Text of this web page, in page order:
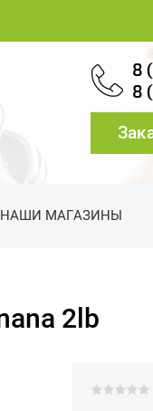
8
8
НАШИ МАГАЗИНЫ
2lb